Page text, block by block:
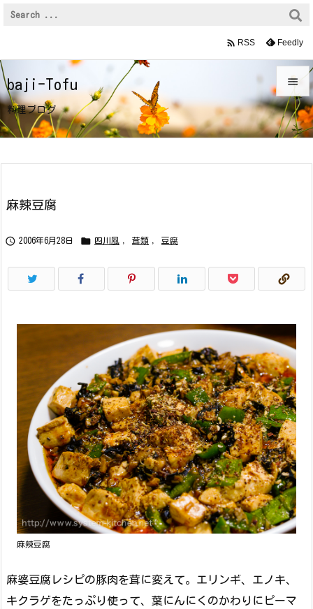
baji-Tofu
料理ブログ


メニュ
 RSS Feedly
麻辣豆腐
 2006年6月28日  四川風 茸類 豆腐
麻辣豆腐
麻婆豆腐レシピの豚肉を茸に変えて。エリンギ、エノキ、
キクラゲをたっぷり使って、葉にんにくのかわりにピーマ